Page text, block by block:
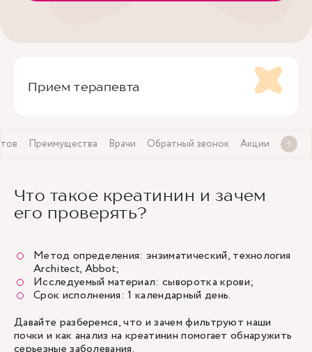
Прием терапевта
Преимущества Врачи Обратный звонок Акции
Что такое креатинин и зачем
его проверять?
Метод определения: энзиматический, технология
Architect, Abbot;
Исследуемый материал: сыворотка крови;
Срок исполнения: 1 календарный день.
Давайте разберемся, что и зачем фильтруют наши
почки и как анализ на креатинин помогает обнаружить